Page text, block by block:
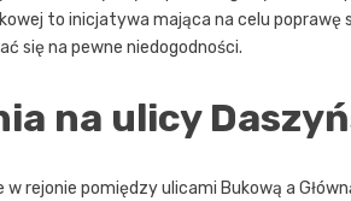
to inicjatywa mająca na celu poprawę
się na pewne niedogodności.
na ulicy
rejonie pomiędzy ulicami Bukową a